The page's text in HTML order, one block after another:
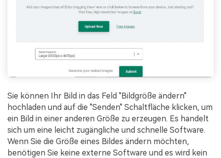
Sie können Ihr Bild in das Feld "Bildgröße ändern"
hochladen und auf die "Senden" Schaltfläche klicken, um
ein Bild in einer anderen Größe zu erzeugen. Es handelt
sich um eine leicht zugängliche und schnelle Software.
Wenn Sie die Größe eines Bildes ändern möchten,
benötigen Sie keine externe Software und es wird kein